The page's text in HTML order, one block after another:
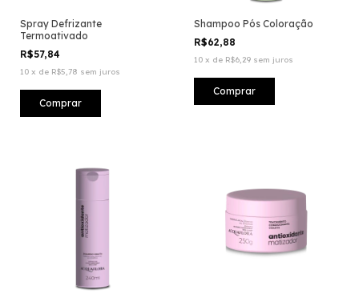
Spray Defrizante
Termoativado
R$57,84
10 x de R$5,78 sem juros
Shampoo Pós Coloração
R$62,88
10 x de R$6,29 sem juros